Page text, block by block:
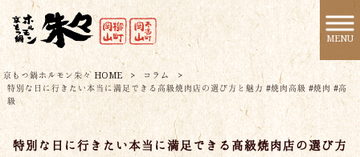
MENU
京もつ鍋ホルモン朱々 HOME > コラム
>
特別な日に行きたい本当に満足できる高級焼肉店の選び方と魅力 #焼肉高級 #焼肉 #高
級
特別な日に行きたい本当に満足できる高級焼肉店の選び方